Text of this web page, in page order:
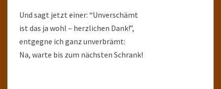
Und sagt jetzt einer: “Unverschämt
ist das ja wohl – herzlichen Dank!”,
entgegne ich ganz unverbrämt:
Na, warte bis zum nächsten Schrank!